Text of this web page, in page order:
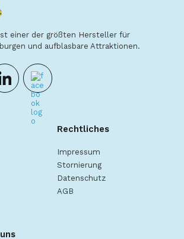
einer der größten Hersteller für
und aufblasbare Attraktionen.
Rechtliches
Impressum
Stornierung
Datenschutz
AGB